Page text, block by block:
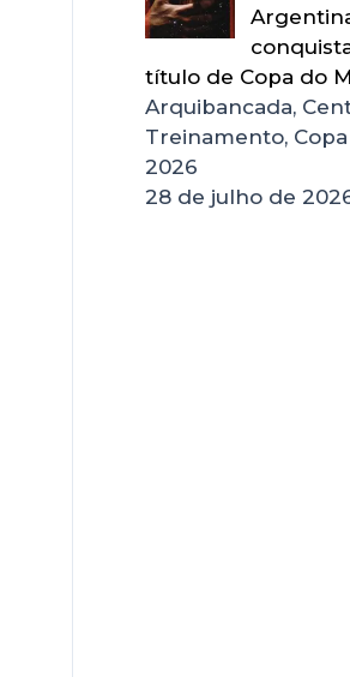
título de Copa do
Arquibancada,
Treinamento,
2026
28 de julho de